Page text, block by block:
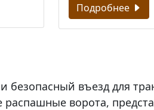
Подробнее
въезд для
распашные ворота,